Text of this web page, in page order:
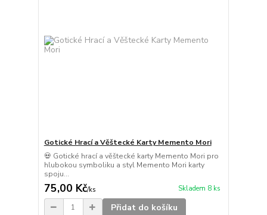
Gotické Hrací a Věštecké Karty Memento Mori
💀 Gotické hrací a věštecké karty Memento Mori pro
hlubokou symboliku a styl Memento Mori karty
spoju...
75,00 Kč/ks Skladem 8 ks
Přidat do košíku